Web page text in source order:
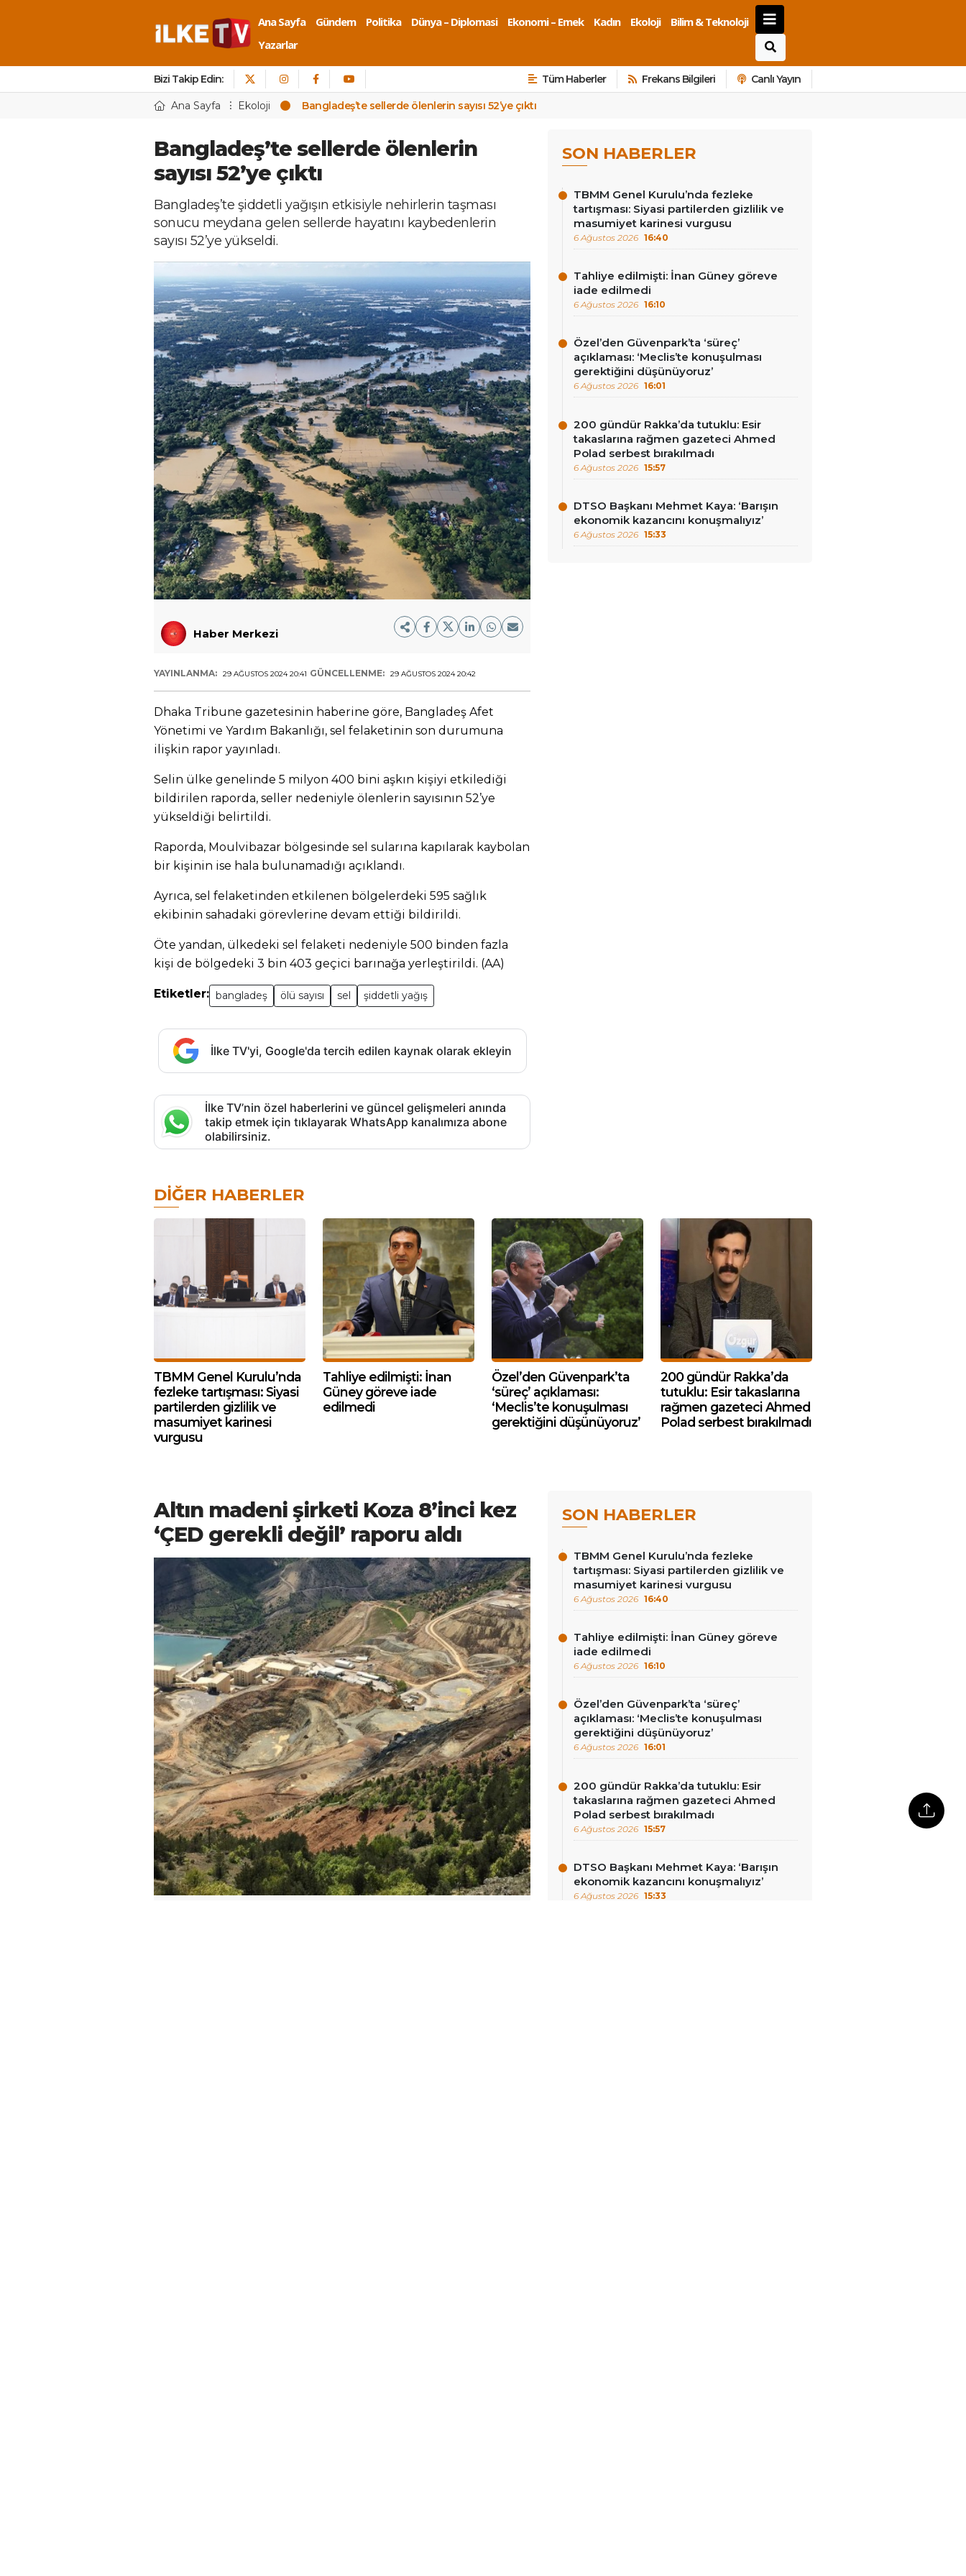
Ana Sayfa Gündem Politika Dünya – Diplomasi Ekonomi – Emek Kadın Ekoloji
Bilim & Teknoloji
Yazarlar
Bizi Takip Edin: Tüm Haberler Frekans Bilgileri Canlı Yayın
Ana Sayfa Ekoloji Bangladeş’te sellerde ölenlerin sayısı 52’ye çıktı
Bangladeş’te sellerde ölenlerin
sayısı 52’ye çıktı
Bangladeş’te şiddetli yağışın etkisiyle nehirlerin taşması
sonucu meydana gelen sellerde hayatını kaybedenlerin
sayısı 52’ye yükseldi.
Haber Merkezi
YAYINLANMA: 29 AĞUSTOS 2024 20:41 GÜNCELLENME: 29 AĞUSTOS 2024 20:42
Dhaka Tribune gazetesinin haberine göre, Bangladeş Afet
Yönetimi ve Yardım Bakanlığı, sel felaketinin son durumuna
ilişkin rapor yayınladı.
Selin ülke genelinde 5 milyon 400 bini aşkın kişiyi etkilediği
bildirilen raporda, seller nedeniyle ölenlerin sayısının 52’ye
yükseldiği belirtildi.
Raporda, Moulvibazar bölgesinde sel sularına kapılarak kaybolan
bir kişinin ise hala bulunamadığı açıklandı.
Ayrıca, sel felaketinden etkilenen bölgelerdeki 595 sağlık
ekibinin sahadaki görevlerine devam ettiği bildirildi.
Öte yandan, ülkedeki sel felaketi nedeniyle 500 binden fazla
kişi de bölgedeki 3 bin 403 geçici barınağa yerleştirildi. (AA)
Etiketler: bangladeş ölü sayısı sel şiddetli yağış
İlke TV'yi, Google'da tercih edilen kaynak olarak ekleyin
İlke TV’nin özel haberlerini ve güncel gelişmeleri anında
takip etmek için tıklayarak WhatsApp kanalımıza abone
olabilirsiniz.
SON HABERLER
TBMM Genel Kurulu’nda fezleke
tartışması: Siyasi partilerden gizlilik ve
masumiyet karinesi vurgusu
6 Ağustos 2026 16:40
Tahliye edilmişti: İnan Güney göreve
iade edilmedi
6 Ağustos 2026 16:10
Özel’den Güvenpark’ta ‘süreç’
açıklaması: ‘Meclis’te konuşulması
gerektiğini düşünüyoruz’
6 Ağustos 2026 16:01
200 gündür Rakka’da tutuklu: Esir
takaslarına rağmen gazeteci Ahmed
Polad serbest bırakılmadı
6 Ağustos 2026 15:57
DTSO Başkanı Mehmet Kaya: ‘Barışın
ekonomik kazancını konuşmalıyız’
6 Ağustos 2026 15:33
DIĞER HABERLER
TBMM Genel Kurulu’nda
fezleke tartışması: Siyasi
partilerden gizlilik ve
masumiyet karinesi
vurgusu
Tahliye edilmişti: İnan
Güney göreve iade
edilmedi
Özel’den Güvenpark’ta
‘süreç’ açıklaması:
‘Meclis’te konuşulması
gerektiğini düşünüyoruz’
200 gündür Rakka’da
tutuklu: Esir takaslarına
rağmen gazeteci Ahmed
Polad serbest bırakılmadı
Altın madeni şirketi Koza 8’inci kez
‘ÇED gerekli değil’ raporu aldı
SON HABERLER
TBMM Genel Kurulu’nda fezleke
tartışması: Siyasi partilerden gizlilik ve
masumiyet karinesi vurgusu
6 Ağustos 2026 16:40
Tahliye edilmişti: İnan Güney göreve
iade edilmedi
6 Ağustos 2026 16:10
Özel’den Güvenpark’ta ‘süreç’
açıklaması: ‘Meclis’te konuşulması
gerektiğini düşünüyoruz’
6 Ağustos 2026 16:01
200 gündür Rakka’da tutuklu: Esir
takaslarına rağmen gazeteci Ahmed
Polad serbest bırakılmadı
6 Ağustos 2026 15:57
DTSO Başkanı Mehmet Kaya: ‘Barışın
ekonomik kazancını konuşmalıyız’
6 Ağustos 2026 15:33